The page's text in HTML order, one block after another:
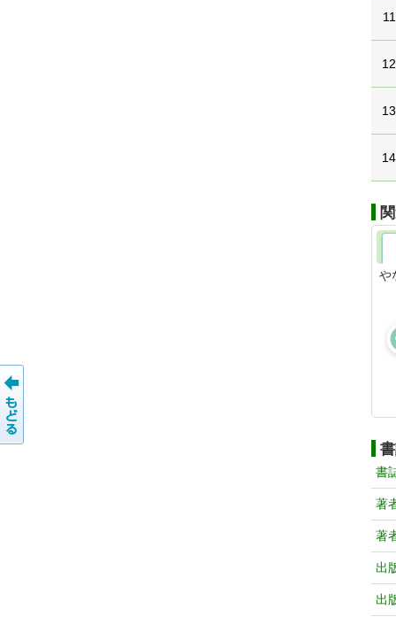
11
12
13
14
や
書
著
著
出
出